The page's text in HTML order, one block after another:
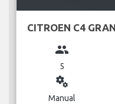
CITROEN C4
group
5
miscellaneous_services
Manual